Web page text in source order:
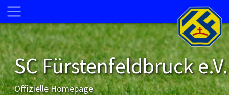
SC Fürstenfeldbruck e.V.
Offizielle Homepage